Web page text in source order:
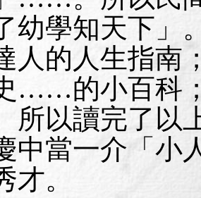
幼學知天下」
人的人生指南
……的小百科
所以讀完了以
中當一介「小
才。